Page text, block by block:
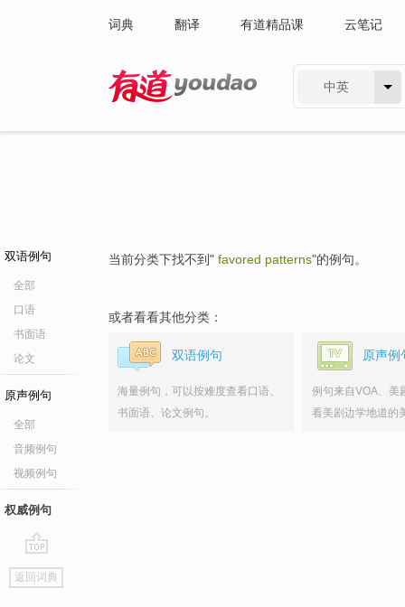
词典 翻译 有道精品课 云笔记
中英
双语例句
全部
口语
书面语
论文
原声例句
全部
音频例句
视频例句
权威例句
go
top
返回词典
当前分类下找不到" favored patterns"的例句。
或者看看其他分类：
双语例句
海量例句，可以按难度查看口语、
书面语、论文例句。
原声例
例句来自VOA、美
看美剧边学地道的